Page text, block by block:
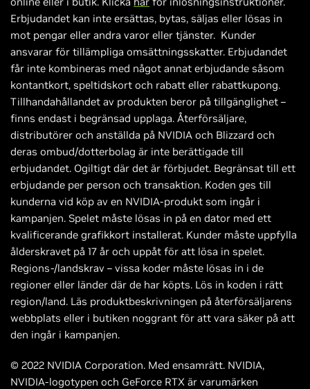
Erbjudandet kan inte ersättas, bytas, säljas eller lösas in
mot pengar eller andra varor eller tjänster. Kunder
ansvarar för tillämpliga omsättningsskatter. Erbjudandet
får inte kombineras med något annat erbjudande såsom
kontantkort, speltidskort och rabatt eller rabattkupong.
Tillhandahållandet av produkten beror på tillgänglighet –
finns endast i begränsad upplaga. Återförsäljare,
distributörer och anställda på NVIDIA och Blizzard och
deras ombud/dotterbolag är inte berättigade till
erbjudandet. Ogiltigt där det är förbjudet. Begränsat till ett
erbjudande per person och transaktion. Koden ges till
kunderna vid köp av en NVIDIA-produkt som ingår i
kampanjen. Spelet måste lösas in på en dator med ett
kvalificerande grafikkort installerat. Kunder måste uppfylla
ålderskravet på 17 år och uppåt för att lösa in spelet.
Regions-/landskrav – vissa koder måste lösas in i de
regioner eller länder där de har köpts. Lös in koden i rätt
region/land. Läs produktbeskrivningen på återförsäljarens
webbplats eller i butiken noggrant för att vara säker på att
den ingår i kampanjen.
© 2022 NVIDIA Corporation. Med ensamrätt. NVIDIA,
NVIDIA-logotypen och GeForce RTX är varumärken